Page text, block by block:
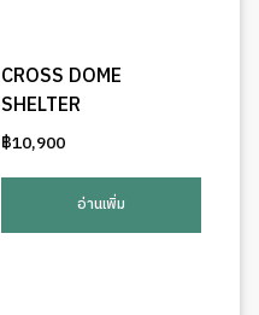
CROSS DOME
SHELTER
฿10,900
อ่านเพิ่ม